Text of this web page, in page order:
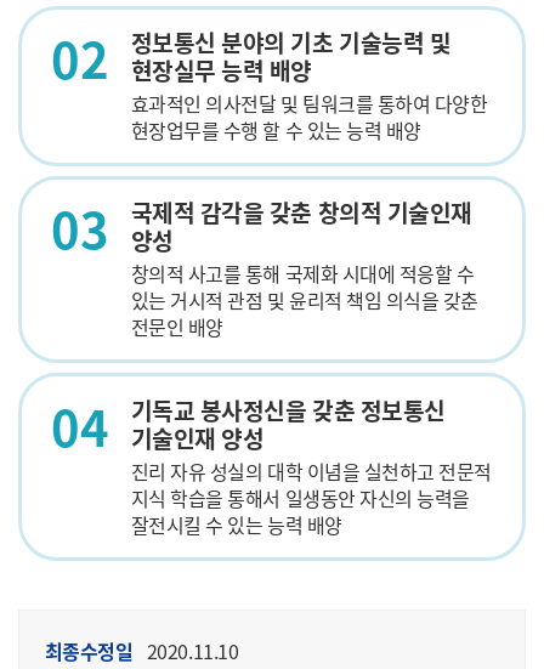
02
정보통신 분야의 기초 기술능력 및
현장실무 능력 배양
효과적인 의사전달 및 팀워크를 통하여 다양한
현장업무를 수행 할 수 있는 능력 배양
03
국제적 감각을 갖춘 창의적 기술인재
양성
창의적 사고를 통해 국제화 시대에 적응할 수
있는 거시적 관점 및 윤리적 책임 의식을 갖춘
전문인 배양
04
기독교 봉사정신을 갖춘 정보통신
기술인재 양성
진리 자유 성실의 대학 이념을 실천하고 전문적
지식 학습을 통해서 일생동안 자신의 능력을
잘전시킬 수 있는 능력 배양
최종수정일 2020.11.10